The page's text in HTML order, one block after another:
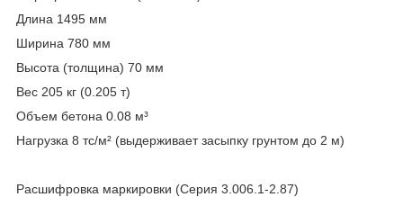
Длина 1495 мм
Ширина 780 мм
Высота (толщина) 70 мм
Вес 205 кг (0.205 т)
Объем бетона 0.08 м³
Нагрузка 8 тс/м² (выдерживает засыпку грунтом до 2 м)
Расшифровка маркировки (Серия 3.006.1-2.87)